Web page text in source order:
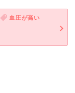
血圧が高い